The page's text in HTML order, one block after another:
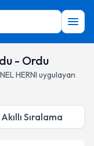
- Ordu
HERNI uygulayan
Akıllı Sıralama